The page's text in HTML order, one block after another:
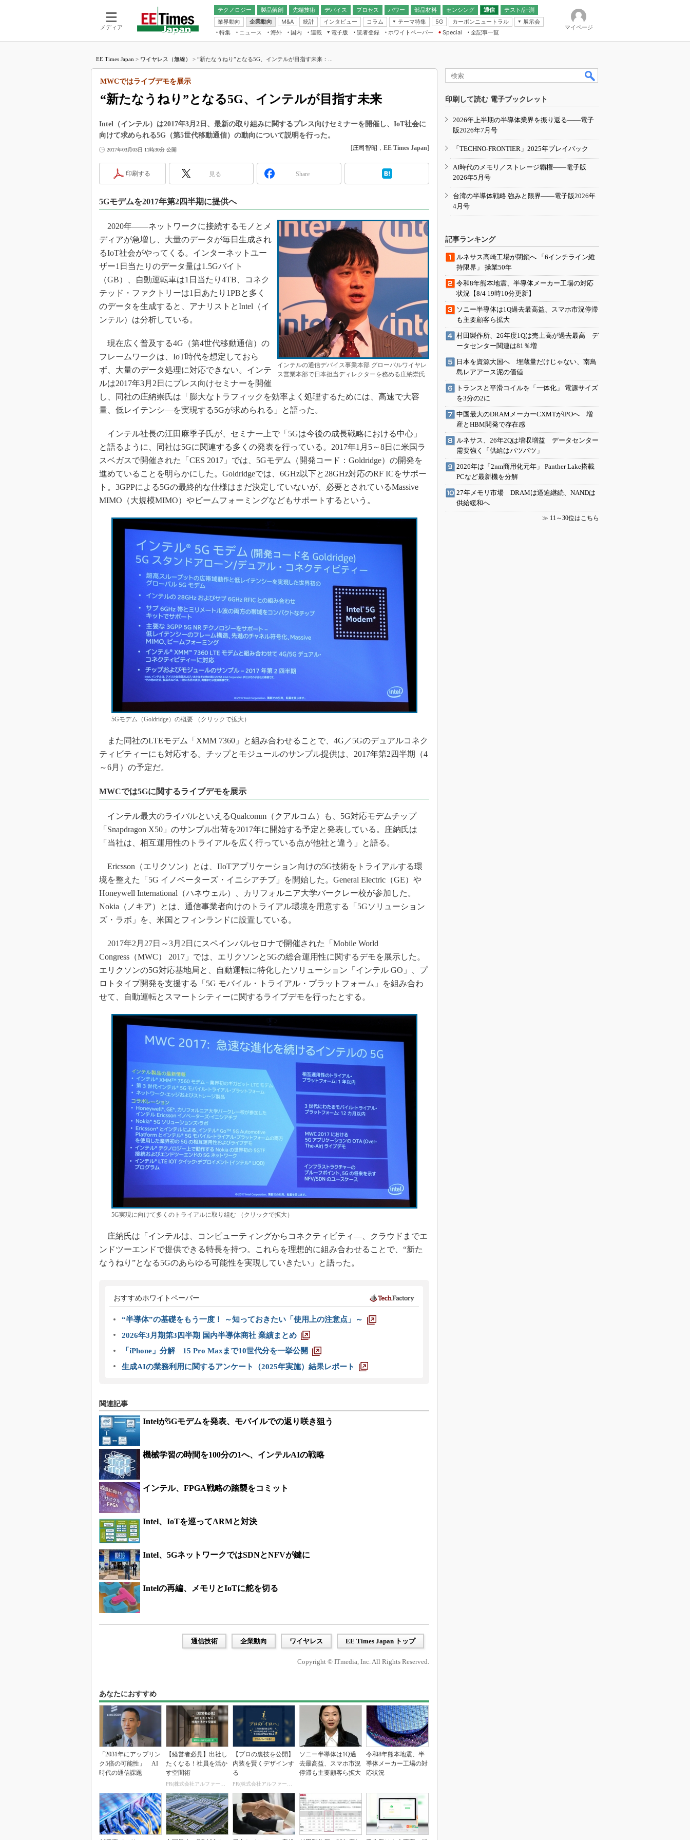
メディア
テクノロジー 製品解剖
先端技術
電池／エネルギー
デバイス
アナログ
マイコン
プロセス パワー 部品材料 センシング
通信
無線
テスト/計測
業界動向
企業動向 M&A 統計 インタビュー コラム
テーマ特集
フィジカルAI
読者調査（EE Times Research）
IoT
電源設計（EDN Japan）
エレクトロニクス入門（EDN
5G カーボンニュートラル
展示会
IoT・エッジコンピューティング
EXPO
TECHNO-FRONTIER
人とくるま展
特集 ニュース 海外 国内
連載
福田昭のデバイス通信
大山聡の業界スコープ
大原雄介のエレ・組み込みプレイバ
リタイア直前エンジニアの社会人大
学漂流記
踊るバズワード ～Behind the
Buzzword
で起こること
光伝送技術を知る
“異端児エンジニア”が仕掛けた社内
改革、執念の180日
JASA発IoT通信
IHSアナリスト「未来展望」
「英語に愛されないエンジニア」の
電子版
電子ブックレット
読者登録 ホワイトペーパー
Special
全記事一覧
マイページ
EE Times Japan > ワイヤレス（無線） > “新たなうねり”となる5G、インテルが目指す未来：...
“新たなうねり”となる5G、インテルが目指す未来
MWCではライブデモを展示
Intel（インテル）は2017年3月2日、最新の取り組みに関するプレス向けセミナーを開催し、IoT社会に
向けて求められる5G（第5世代移動通信）の動向について説明を行った。
2017年03月03日 11時30分 公開 [庄司智昭 ， EE Times Japan]
印刷する 見る Share
5Gモデムを2017年第2四半期に提供へ
インテルの通信デバイス事業本部 グローバルワイヤレ
ス営業本部で日本担当ディレクターを務める庄納崇氏
2020年――ネットワークに接続するモノとメ
ディアが急増し、大量のデータが毎日生成され
るIoT社会がやってくる。インターネットユー
ザー1日当たりのデータ量は1.5Gバイト
（GB）、自動運転車は1日当たり4TB、コネク
テッド・ファクトリーは1日あたり1PBと多く
のデータを生成すると、アナリストとIntel（イ
ンテル）は分析している。
現在広く普及する4G（第4世代移動通信）の
フレームワークは、IoT時代を想定しておら
ず、大量のデータ処理に対応できない。インテ
ルは2017年3月2日にプレス向けセミナーを開催
し、同社の庄納崇氏は「膨大なトラフィックを効率よく処理するためには、高速で大容
量、低レイテンシ―を実現する5Gが求められる」と語った。
インテル社長の江田麻季子氏が、セミナー上で「5Gは今後の成長戦略における中心」
と語るように、同社は5Gに関連する多くの発表を行っている。2017年1月5～8日に米国ラ
スベガスで開催された「CES 2017」では、5Gモデム（開発コード：Goldridge）の開発を
進めていることを明らかにした。Goldridgeでは、6GHz以下と28GHz対応のRF ICをサポー
ト。3GPPによる5Gの最終的な仕様はまだ決定していないが、必要とされているMassive
MIMO（大規模MIMO）やビームフォーミングなどもサポートするという。
5Gモデム（Goldridge）の概要 （クリックで拡大）
また同社のLTEモデム「XMM 7360」と組み合わせることで、4G／5Gのデュアルコネク
ティビティーにも対応する。チップとモジュールのサンプル提供は、2017年第2四半期（4
～6月）の予定だ。
MWCでは5Gに関するライブデモを展示
インテル最大のライバルといえるQualcomm（クアルコム）も、5G対応モデムチップ
「Snapdragon X50」のサンプル出荷を2017年に開始する予定と発表している。庄納氏は
「当社は、相互運用性のトライアルを広く行っている点が他社と違う」と語る。
Ericsson（エリクソン）とは、IIoTアプリケーション向けの5G技術をトライアルする環
境を整えた「5G イノベーターズ・イニシアチブ」を開始した。General Electric（GE）や
Honeywell International（ハネウェル）、カリフォルニア大学バークレー校が参加した。
Nokia（ノキア）とは、通信事業者向けのトライアル環境を用意する「5Gソリューション
ズ・ラボ」を、米国とフィンランドに設置している。
2017年2月27日～3月2日にスペインバルセロナで開催された「Mobile World
Congress（MWC） 2017」では、エリクソンと5Gの総合運用性に関するデモを展示した。
エリクソンの5G対応基地局と、自動運転に特化したソリューション「インテル GO」、プ
ロトタイプ開発を支援する「5G モバイル・トライアル・プラットフォーム」を組み合わ
せて、自動運転とスマートシティーに関するライブデモを行ったとする。
5G実現に向けて多くのトライアルに取り組む （クリックで拡大）
庄納氏は「インテルは、コンピューティングからコネクティビティ―、クラウドまでエ
ンドツーエンドで提供できる特長を持つ。これらを理想的に組み合わせることで、“新た
なうねり”となる5Gのあらゆる可能性を実現していきたい」と語った。
おすすめホワイトペーパー
“半導体”の基礎をもう一度！ ～知っておきたい「使用上の注意点」～
2026年3月期第3四半期 国内半導体商社 業績まとめ
「iPhone」分解 15 Pro Maxまで10世代分を一挙公開
生成AIの業務利用に関するアンケート（2025年実施）結果レポート
関連記事
Intelが5Gモデムを発表、モバイルでの返り咲き狙う
機械学習の時間を100分の1へ、インテルAIの戦略
インテル、FPGA戦略の踏襲をコミット
Intel、IoTを巡ってARMと対決
Intel、5GネットワークではSDNとNFVが鍵に
Intelの再編、メモリとIoTに舵を切る
通信技術 企業動向 ワイヤレス EE Times Japan トップ
Copyright © ITmedia, Inc. All Rights Reserved.
あなたにおすすめ
「2031年にアップリン
ク5倍の可能性」 AI
時代の通信課題
【経営者必見】出社し
たくなる！社員を活か
す空間術
PR(株式会社アルファーテクノ)
【プロの裏技を公開】
内装を賢くデザインす
る
PR(株式会社アルファーテクノ)
ソニー半導体は1Q過
去最高益、スマホ市況
停滞も主要顧客ら拡大
令和8年熊本地震、半
導体メーカー工場の対
応状況
印刷して読む 電子ブックレット
2026年上半期の半導体業界を振り返る――電子
版2026年7月号
「TECHNO-FRONTIER」2025年プレイバック
AI時代のメモリ／ストレージ覇権――電子版
2026年5月号
台湾の半導体戦略 強みと限界――電子版2026年
4月号
記事ランキング
ルネサス高崎工場が閉鎖へ 「6インチライン維
持限界」 操業50年
令和8年熊本地震、半導体メーカー工場の対応
状況【8/4 19時10分更新】
ソニー半導体は1Q過去最高益、スマホ市況停滞
も主要顧客ら拡大
村田製作所、26年度1Qは売上高が過去最高 デ
ータセンター関連は81％増
日本を資源大国へ 埋蔵量だけじゃない、南鳥
島レアアース泥の価値
トランスと平滑コイルを「一体化」 電源サイズ
を3分の2に
中国最大のDRAMメーカーCXMTがIPOへ 増
産とHBM開発で存在感
ルネサス、26年2Qは増収増益 データセンター
需要強く「供給はパツパツ」
2026年は「2nm商用化元年」 Panther Lake搭載
PCなど最新機を分解
27年メモリ市場 DRAMは逼迫継続、NANDは
供給緩和へ
≫ 11～30位はこちら